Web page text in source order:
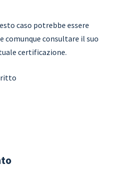
caso potrebbe essere
comunque consultare il suo
certificazione.